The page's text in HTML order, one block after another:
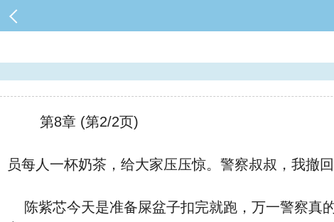
第8章 (第2/2页)
员每人一杯奶茶，给大家压压惊。警察叔叔，我撤
陈紫芯今天是准备屎盆子扣完就跑，万一警察真